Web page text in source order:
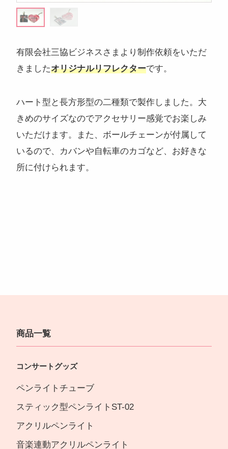
コンサートグッズ
スマホスタンド回転アクスタ 着せ替えアクスタ
モーテルキーライトバングルマスクケースパスケース
有限会社三協ビジネスさまより制作依頼をいただ
きましたオリジナルリフレクターです。
ハート型と長方形型の二種類で製作しました。大
きめのサイズなのでアクセサリー感覚でお楽しみ
いただけます。また、ボールチェーンが付属して
いるので、カバンや自転車のカゴなど、お好きな
所に付けられます。
商品一覧
コンサートグッズ
ペンライトチューブ
スティック型ペンライトST-02
アクリルペンライト
音楽連動アクリルペンライト